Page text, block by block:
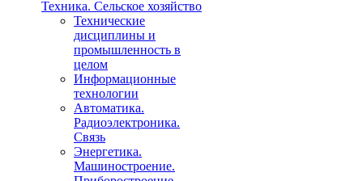
Техника. Сельское хозяйство
Технические
дисциплины и
промышленность в
целом
Информационные
технологии
Автоматика.
Радиоэлектроника.
Связь
Энергетика.
Машиностроение.